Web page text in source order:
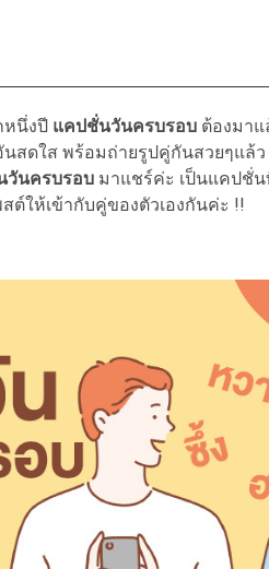
นึ่งปี แคปชั่นวันครบรอบ ต้องมา
สดใส พร้อมถ่ายรูปคู่กันสวยๆแล้ว
วันครบรอบ มาแชร์ค่ะ เป็นแคปชั่
ต์ให้เข้ากับคู่ของตัวเองกันค่ะ !!